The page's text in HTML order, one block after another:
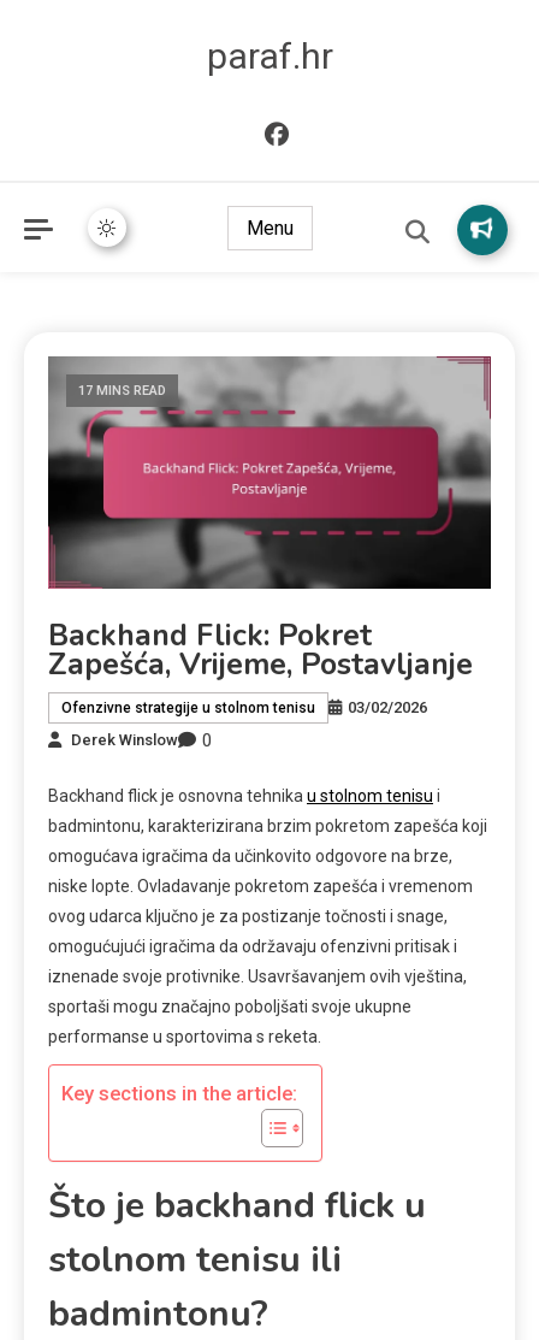
paraf.hr
Menu
17 MINS READ
Backhand Flick: Pokret
Zapešća, Vrijeme, Postavljanje
Ofenzivne strategije u stolnom tenisu
03/02/2026
Derek Winslow
0
Backhand flick je osnovna tehnika u stolnom tenisu i
badmintonu, karakterizirana brzim pokretom zapešća koji
omogućava igračima da učinkovito odgovore na brze,
niske lopte. Ovladavanje pokretom zapešća i vremenom
ovog udarca ključno je za postizanje točnosti i snage,
omogućujući igračima da održavaju ofenzivni pritisak i
iznenade svoje protivnike. Usavršavanjem ovih vještina,
sportaši mogu značajno poboljšati svoje ukupne
performanse u sportovima s reketa.
Key sections in the article:
Što je backhand flick u
stolnom tenisu ili
badmintonu?